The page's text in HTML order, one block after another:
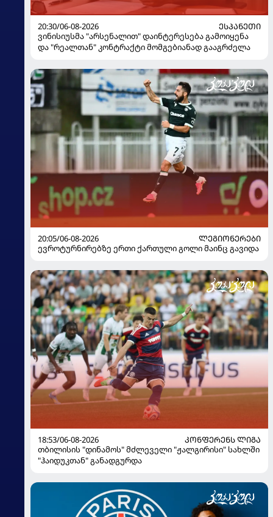
20:30/06-08-2026
ᲔᲡᲞᲐᲜᲔᲗᲘ
ვინისიუსმა "არსენალით" დაინტერესება გამოიყენა
და "რეალთან" კონტრაქტი მომგებიანად გააგრძელა
20:05/06-08-2026
ᲚᲔᲒᲘᲝᲜᲔᲠᲔᲑᲘ
ევროტურნირებზე ერთი ქართული გოლი მაინც გავიდა
18:53/06-08-2026
ᲙᲝᲜᲤᲔᲠᲔᲜᲡ ᲚᲘᲒᲐ
თბილისის "დინამოს" მძლეველი "ჟალგირისი" სახლში
"ჰაიდუკთან" განადგურდა